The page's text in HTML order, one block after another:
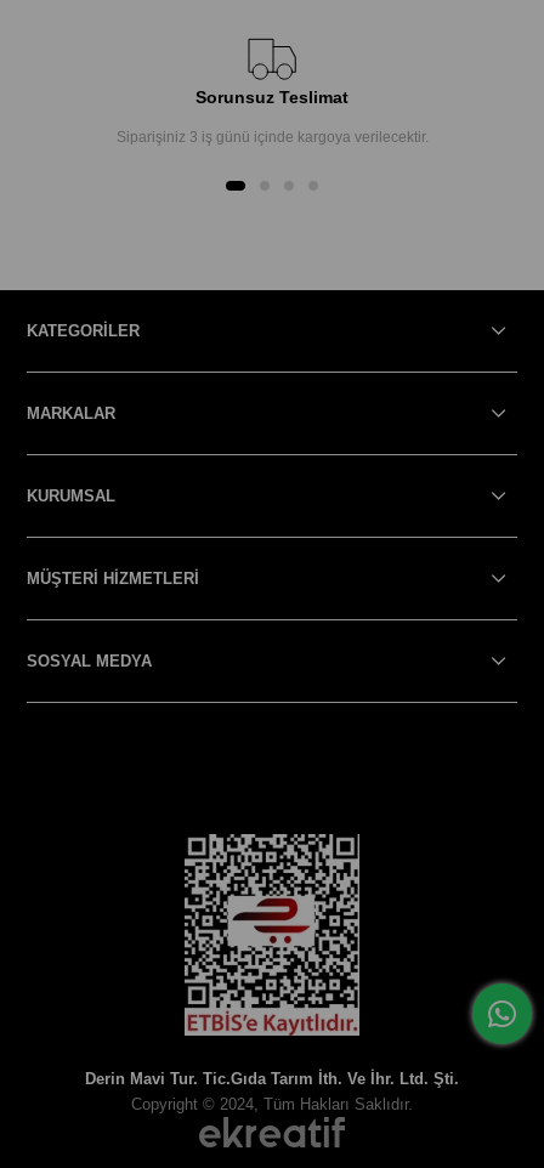
Sorunsuz Teslimat
Siparişiniz 3 iş günü içinde kargoya verilecektir.
KATEGORİLER
MARKALAR
KURUMSAL
MÜŞTERİ HİZMETLERİ
SOSYAL MEDYA
Derin Mavi Tur. Tic.Gıda Tarım İth. Ve İhr. Ltd. Şti.
Copyright © 2024, Tüm Hakları Saklıdır.